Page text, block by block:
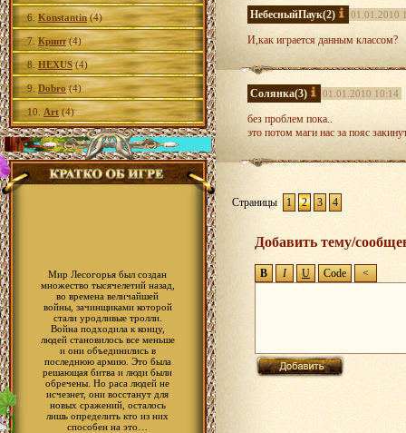
6. Konstantin(4)
7. Крипт(4)
8. HEXUS(4)
9. Dobro(4)
10. Art (4)
Мир Лесогорья был создан
множество тысячелетий назад,
во времена величайшей
войны, зачинщиками которой
стали уродливые тролли.
Война подходила к концу,
людей становилось все меньше
и они объединились в
последнюю армию. Это была
решающая битва и люди были
обречены. Но раса людей не
исчезнет, они восстанут для
новых сражений, осталось
лишь определить кто из них
способен на это…
НебесныйПаук(2) 01.01.2010
И,как играется данным классом?
Солянка(3) 01.01.2010 10:14
без проблем пока..
это потом маги нас за пояс
Страницы 1 2 3 4
Добавить тему/